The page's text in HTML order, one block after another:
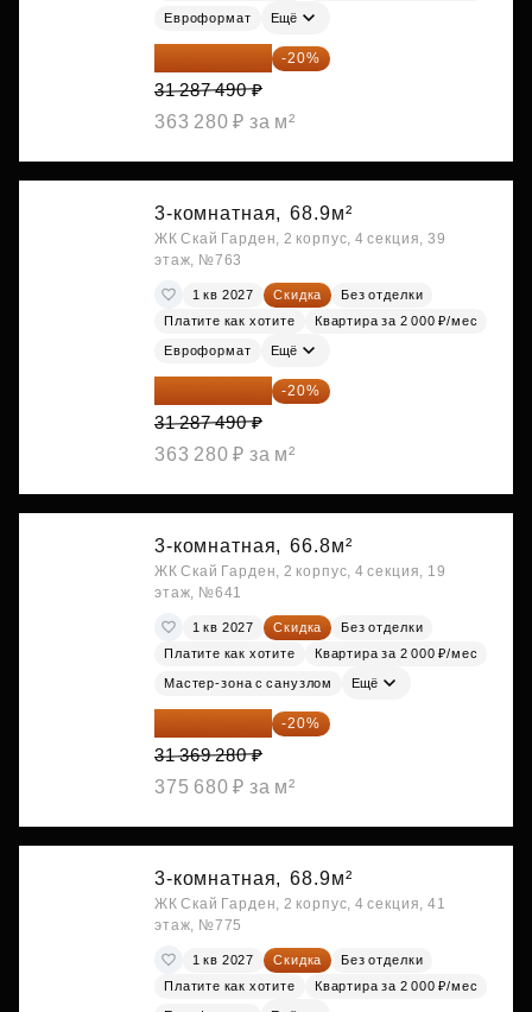
Евроформат Ещё
25 029 992 ₽ -20%
31 287 490 ₽
363 280 ₽ за м²
3-комнатная, 68.9м²
ЖК Скай Гарден, 2 корпус, 4 секция, 39
этаж, №763
1 кв 2027 Скидка
Без отделки
Платите как хотите
Квартира за 2 000 ₽/мес
Евроформат Ещё
25 029 992 ₽ -20%
31 287 490 ₽
363 280 ₽ за м²
3-комнатная, 66.8м²
ЖК Скай Гарден, 2 корпус, 4 секция, 19
этаж, №641
1 кв 2027 Скидка
Без отделки
Платите как хотите
Квартира за 2 000 ₽/мес
Мастер-зона с санузлом Ещё
25 095 424 ₽ -20%
31 369 280 ₽
375 680 ₽ за м²
3-комнатная, 68.9м²
ЖК Скай Гарден, 2 корпус, 4 секция, 41
этаж, №775
1 кв 2027 Скидка
Без отделки
Платите как хотите
Квартира за 2 000 ₽/мес